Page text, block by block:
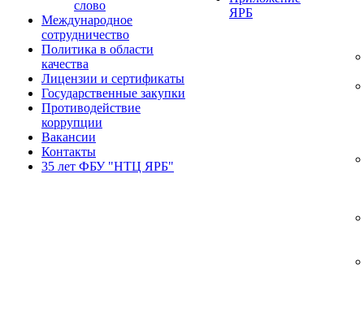
слово
Международное
сотрудничество
Политика в области
качества
Лицензии и сертификаты
Государственные закупки
Противодействие
коррупции
Вакансии
Контакты
35 лет ФБУ "НТЦ ЯРБ"
ЯРБ